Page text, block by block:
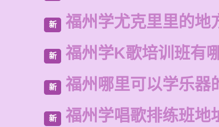
新 福州学尤克里里的地
新 福州学K歌培训班有
新 福州哪里可以学乐器
新 福州学唱歌排练班地